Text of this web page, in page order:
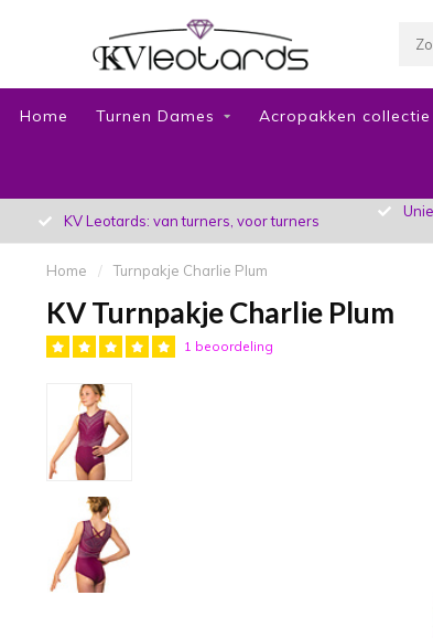
Home Turnen Dames Acropakken collectie
KV Leotards: van turners, voor turners
Home / Turnpakje Charlie Plum
KV Turnpakje Charlie Plum
1 beoordeling